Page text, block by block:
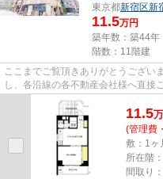
東京都新宿区新
11.5万円
築年数：築44年
階数：11階建
ここまでご覧頂きありがとうござい
し、各沿線の各不動産会社様へ直接
しております！最新の情報は...
11.5万
(管理費
敷：1ヶ
所在階
間取り